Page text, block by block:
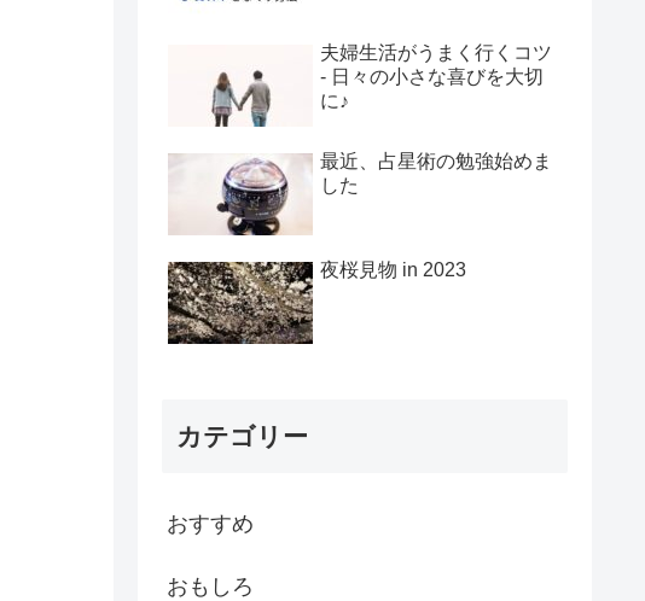
夫婦生活がうまく行くコツ
- 日々の小さな喜びを大切
に♪
最近、占星術の勉強始めま
した
夜桜見物 in 2023
カテゴリー
おすすめ
おもしろ